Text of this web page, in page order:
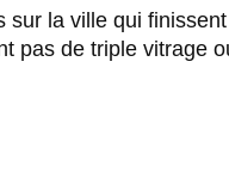
la ville qui
pas de triple vitrage